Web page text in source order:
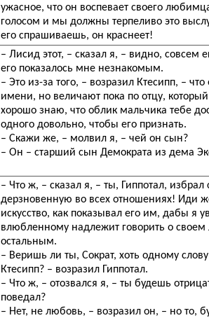
ужасное, что он воспевает своего
голосом и мы должны терпеливо это
его спрашиваешь, он краснеет!
– Лисид этот, – сказал я, – видно,
его показалось мне незнакомым.
– Это из-за того, – возразил Ктесипп, –
имени, но величают пока по отцу,
хорошо знаю, что облик мальчика тебе
одного довольно, чтобы его признать.
– Скажи же, – молвил я, – чей он сын?
– Он – старший сын Демократа из дема
– Что ж, – сказал я, – ты, Гиппотал,
дерзновенную во всех отношениях! Иди
искусство, как показывал его им, дабы я
влюбленному надлежит говорить о
остальным.
– Веришь ли ты, Сократ, хоть одному
Ктесипп? – возразил Гиппотал.
– Что ж, – отозвался я, – ты будешь
поведал?
– Нет, не любовь, – возразил он, – но то,